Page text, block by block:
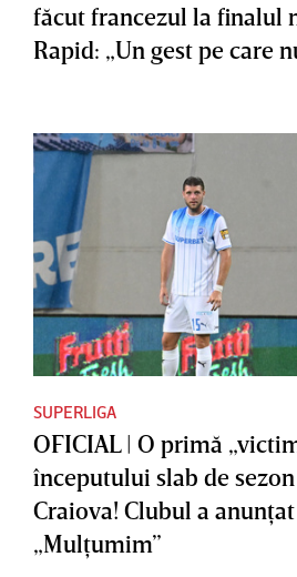
făcut francezul la finalul
Rapid: „Un gest pe care
SUPERLIGA
OFICIAL | O primă
începutului slab de
Craiova! Clubul a
„Mulţumim”